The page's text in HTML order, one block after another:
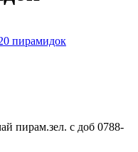
пирам.зел. с доб 0788-